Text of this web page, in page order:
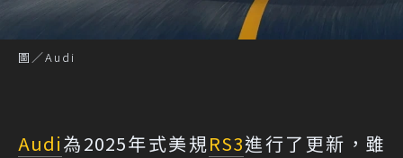
圖／Audi
Audi為2025年式美規RS3進行了更新，雖